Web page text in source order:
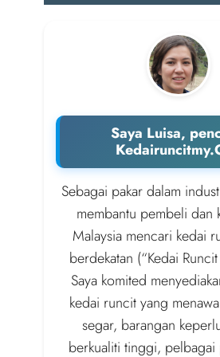
Saya Luisa,
Sebagai pakar dalam
membantu pembeli dan
Malaysia mencari kedai
berdekatan (“Kedai
Saya komited
kedai runcit yang
segar, barangan
berkualiti tinggi, pelbagai